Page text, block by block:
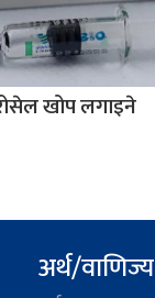
खोप लगाइने
अर्थ/वाणिज्य